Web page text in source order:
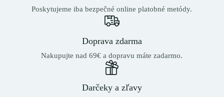
Poskytujeme iba bezpečné online platobné metódy.
Doprava zdarma
Nakupujte nad 69€ a dopravu máte zadarmo.
Darčeky a zľavy